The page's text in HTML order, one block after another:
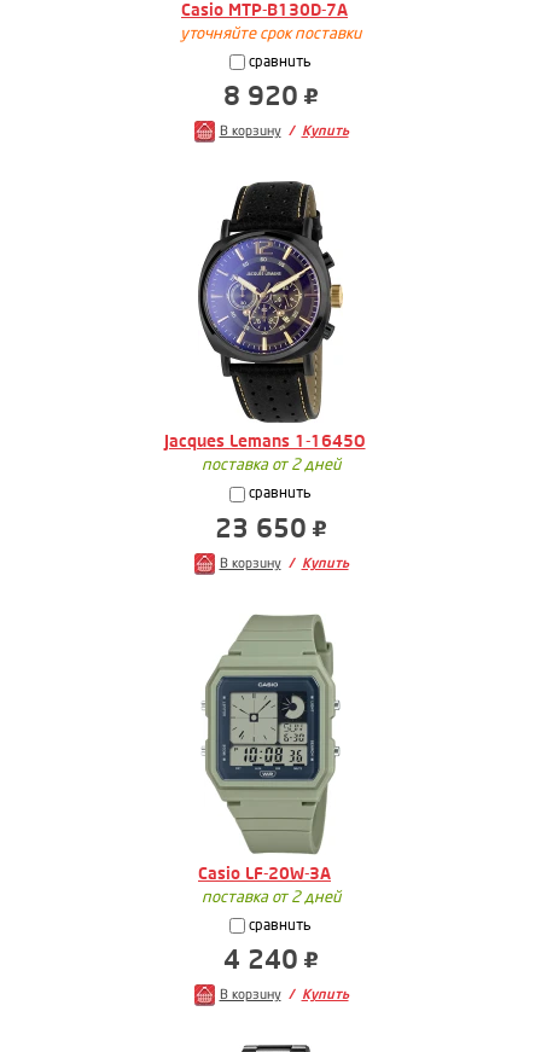
Casio MTP-B130D-7A
уточняйте срок поставки
сравнить
8 920
В корзину Купить
Jacques Lemans 1-1645O
поставка от 2 дней
сравнить
23 650
В корзину Купить
Casio LF-20W-3A
поставка от 2 дней
сравнить
4 240
В корзину Купить